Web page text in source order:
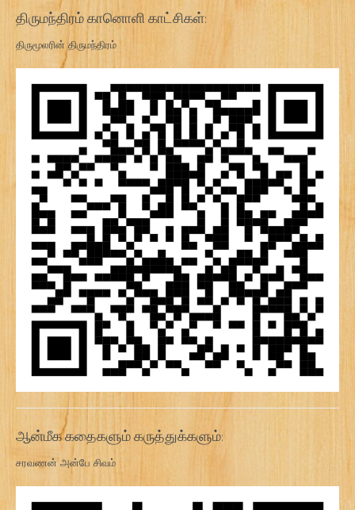
திருமந்திரம் கானொளி காட்சிகள்:
திருமூலரின் திருமந்திரம்
ஆன்மீக கதைகளும் கருத்துக்களும்:
சரவணன் அன்பே சிவம்